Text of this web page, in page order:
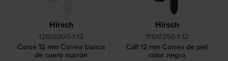
Hirsch
12100200-1-12
Corse 12 mm Correa blanca
de cuero marrón
Hirsch
11100250-1-12
Calf 12 mm Correa de piel
color negro